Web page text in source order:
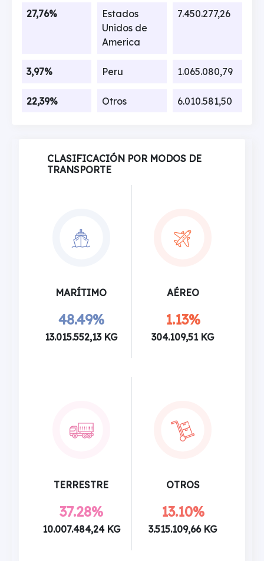
27,76%
Estados
Unidos de
America
7.450.277,26
3,97% Peru 1.065.080,79
22,39% Otros 6.010.581,50
CLASIFICACIÓN POR MODOS DE
TRANSPORTE
MARÍTIMO
48.49%
13.015.552,13 KG
AÉREO
1.13%
304.109,51 KG
TERRESTRE
37.28%
10.007.484,24 KG
OTROS
13.10%
3.515.109,66 KG